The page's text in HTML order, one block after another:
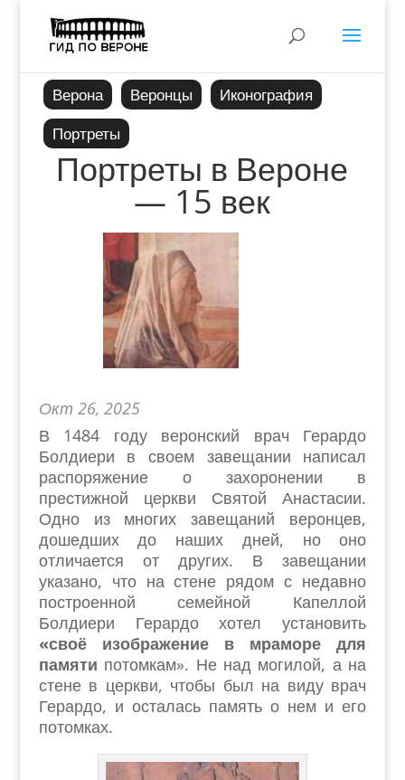
Верона Веронцы
Иконография
Портреты
Портреты в Вероне
— 15 век
Окт 26, 2025
В 1484 году веронский врач Герардо
Болдиери в своем завещании написал
распоряжение о захоронении в
престижной церкви Святой Анастасии.
Одно из многих завещаний веронцев,
дошедших до наших дней, но оно
отличается от других. В завещании
указано, что на стене рядом с недавно
построенной семейной Капеллой
Болдиери Герардо хотел установить
«своё изображение в мраморе для
памяти потомкам». Не над могилой, а на
стене в церкви, чтобы был на виду врач
Герардо, и осталась память о нем и его
потомках.